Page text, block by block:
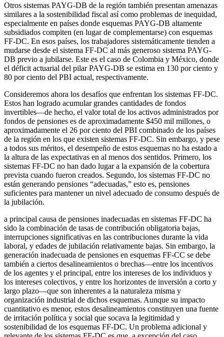
Otros sistemas PAYG-DB de la región también presentan amenazas
similares a la sostenibilidad fiscal así como problemas de inequidad,
especialmente en países donde esquemas PAYG-DB altamente
subsidiados compiten (en lugar de complementarse) con esquemas
FF-DC. En esos países, los trabajadores sistemáticamente tienden a
mudarse desde el sistema FF-DC al más generoso sistema PAYG-
DB previo a jubilarse. Este es el caso de Colombia y México, donde
el déficit actuarial del pilar PAYG-DB se estima en 130 por ciento y
80 por ciento del PBI actual, respectivamente.
Consideremos ahora los desafíos que enfrentan los sistemas FF-DC.
Estos han logrado acumular grandes cantidades de fondos
invertibles—de hecho, el valor total de los activos administrados por
fondos de pensiones es de aproximadamente $450 mil millones, o
aproximadamente el 26 por ciento del PBI combinado de los países
de la región en los que existen sistemas FF-DC. Sin embargo, y pese
a todos sus méritos, el desempeño de estos esquemas no ha estado a
la altura de las expectativas en al menos dos sentidos. Primero, los
sistemas FF-DC no han dado lugar a la expansión de la cobertura
prevista cuando fueron creados. Segundo, los sistemas FF-DC no
están generando pensiones “adecuadas,” esto es, pensiones
suficientes para mantener un nivel adecuado de consumo después de
la jubilación.
a principal causa de pensiones inadecuadas en sistemas FF-DC ha
sido la combinación de tasas de contribución obligatoria bajas,
interrupciones significativas en las contribuciones durante la vida
laboral, y edades de jubilación relativamente bajas. Sin embargo, la
generación inadecuada de pensiones en esquemas FF-CC se debe
también a ciertos desalineamientos o brechas—entre los incentivos
de los agentes y el principal, entre los intereses de los individuos y
los intereses colectivos, y entre los horizontes de inversión a corto y
largo plazo—que son inherentes a la naturaleza misma y
organización industrial de dichos esquemas. Aunque su impacto
cuantitativo es menor, estos desalineamientos constituyen una fuente
de irritación política y social que socava la legitimidad y
sostenibilidad de los esquemas FF-DC. Un problema adicional y